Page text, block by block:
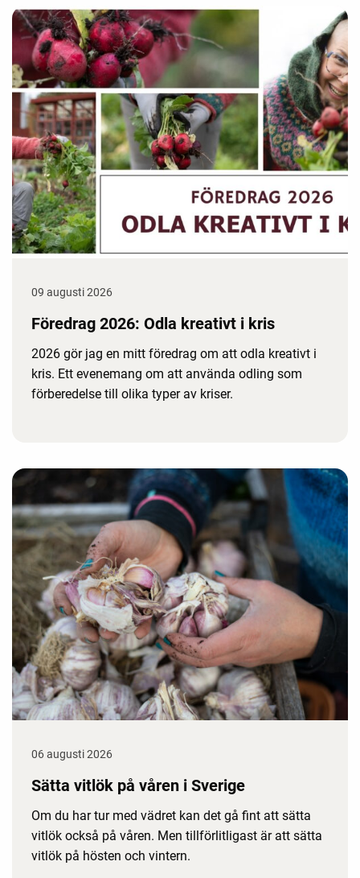
09 augusti 2026
Föredrag 2026: Odla kreativt i kris
2026 gör jag en mitt föredrag om att odla kreativt i
kris. Ett evenemang om att använda odling som
förberedelse till olika typer av kriser.
06 augusti 2026
Sätta vitlök på våren i Sverige
Om du har tur med vädret kan det gå fint att sätta
vitlök också på våren. Men tillförlitligast är att sätta
vitlök på hösten och vintern.